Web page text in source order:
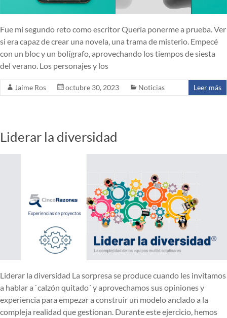
Fue mi segundo reto como escritor Quería ponerme a prueba. Ver
si era capaz de crear una novela, una trama de misterio. Empecé
con un bloc y un bolígrafo, aprovechando los tiempos de siesta
del verano. Los personajes y los
Jaime Ros octubre 30, 2023 Noticias Leer más
Liderar la diversidad
Liderar la diversidad La sorpresa se produce cuando les invitamos
a hablar a `calzón quitado´ y aprovechamos sus opiniones y
experiencia para empezar a construir un modelo anclado a la
compleja realidad que gestionan. Durante este ejercicio, hemos